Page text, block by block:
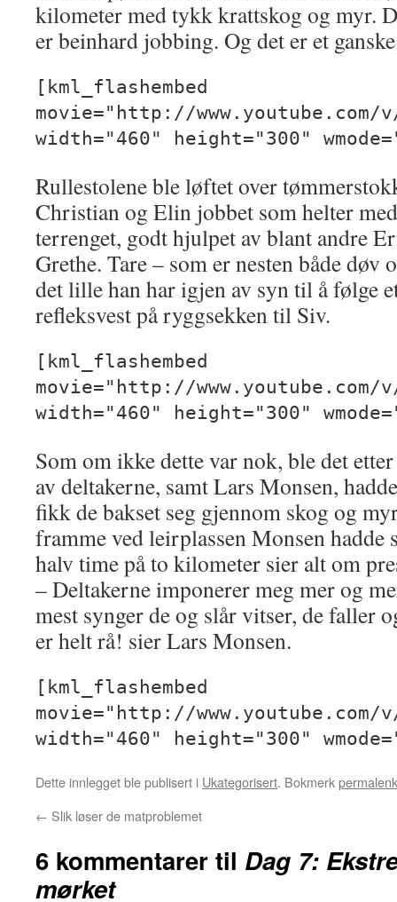
kilometer med tykk krattskog og myr.
er beinhard jobbing. Og det er et
[kml_flashembed
movie="http://www.youtube.com/
width="460" height="300"
Rullestolene ble løftet over
Christian og Elin jobbet som helter
terrenget, godt hjulpet av blant andre
Grethe. Tare – som er nesten både
det lille han har igjen av syn til å følge
refleksvest på ryggsekken til Siv.
[kml_flashembed
movie="http://www.youtube.com/v/
width="460" height="300"
Som om ikke dette var nok, ble det
av deltakerne, samt Lars Monsen,
fikk de bakset seg gjennom skog og
framme ved leirplassen Monsen hadde
halv time på to kilometer sier alt om
– Deltakerne imponerer meg mer og
mest synger de og slår vitser, de faller
er helt rå! sier Lars Monsen.
[kml_flashembed
movie="http://www.youtube.com/v/
width="460" height="300"
Dette innlegget ble publisert i Ukategorisert. Bokmerk
← Slik løser de matproblemet
6 kommentarer til Dag 7:
mørket